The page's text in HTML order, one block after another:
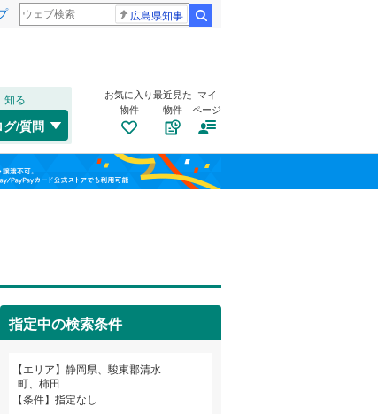
広島県知事
知る
グ/質問
お気に入り
物件
最近見た
物件
マイ
ページ
指定中の検索条件
エリア
静岡県、駿東郡清水
町、柿田
条件
指定なし
清水区(30)
島田市(15)
焼津市(8)
裾野市(28
中徳倉(2)
東海道本線（JR東海）(
飯田線(0)
太陽光発電システム（0）